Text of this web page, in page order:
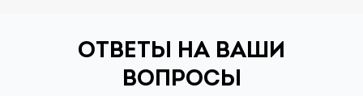
ОТВЕТЫ НА ВАШИ
ВОПРОСЫ